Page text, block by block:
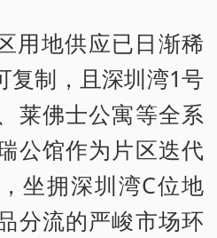
用地供应已日渐稀
复制，且深圳湾1号
莱佛士公寓等全系
公馆作为片区迭代
坐拥深圳湾C位地
分流的严峻市场环